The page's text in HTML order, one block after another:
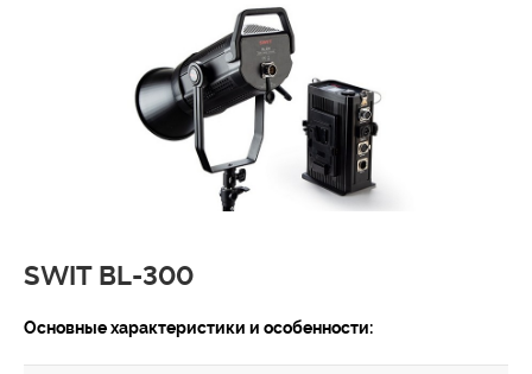
SWIT BL-300
Основные характеристики и особенности: